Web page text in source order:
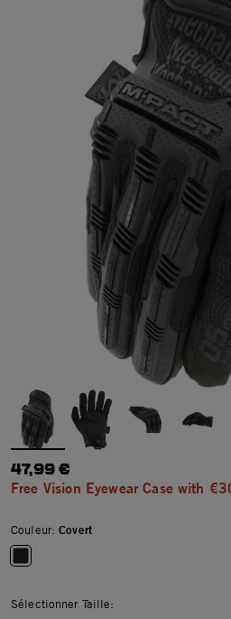
47,99 €
Free Vision Eyewear Case with
Couleur:Covert
Sélectionner Taille: